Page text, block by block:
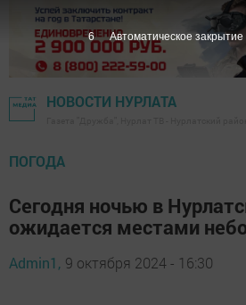
НОВОСТИ НУРЛАТА
ПОГОДА
Сегодня ночью в
ожидается местами
Admin1, 9 октября 2024 - 16:30
5 Автоматическое